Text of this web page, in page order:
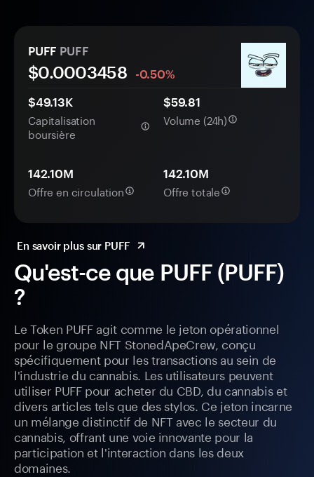
Qu'est-ce que PUFF (PUFF)
?
Le Token PUFF agit comme le jeton opérationnel
pour le groupe NFT StonedApeCrew, conçu
spécifiquement pour les transactions au sein de
l'industrie du cannabis. Les utilisateurs peuvent
utiliser PUFF pour acheter du CBD, du cannabis et
divers articles tels que des stylos. Ce jeton incarne
un mélange distinctif de NFT avec le secteur du
cannabis, offrant une voie innovante pour la
participation et l'interaction dans les deux
domaines.
PUFF PUFF
$0.0003458
-0.50%
$49.13K
Capitalisation
boursière
$59.81
Volume (24h)
142.10M
Offre en circulation
142.10M
Offre totale
En savoir plus sur PUFF